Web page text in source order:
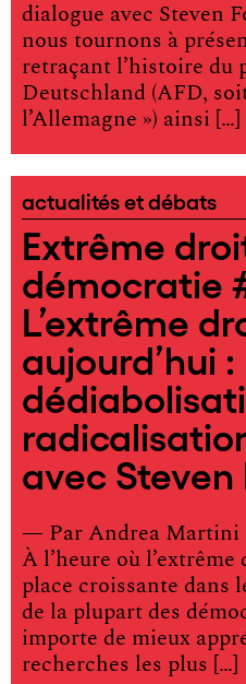
dialogue avec Steven
nous tournons à
retraçant l’histoire
Deutschland (AFD,
l’Allemagne ») ainsi […]
actualités et débats
Extrême
démocratie
L’extrême
aujourd’hui :
avec Steven
— Par Andrea Martini
À l’heure où
place croissante dans
de la plupart des
importe de mieux
recherches les plus […]